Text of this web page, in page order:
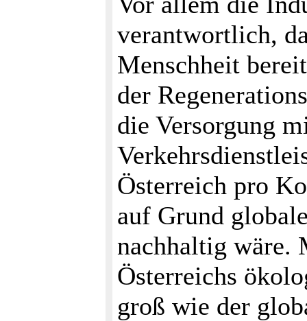
verantwortlich,
Menschheit
der
die Versorgung
Österreich pro
auf Grund
nachhaltig wäre.
Österreichs
groß wie der